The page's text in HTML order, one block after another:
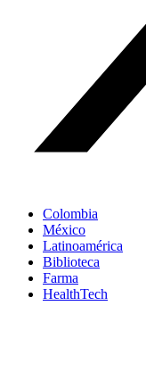
Colombia
México
Latinoamérica
Biblioteca
Farma
HealthTech